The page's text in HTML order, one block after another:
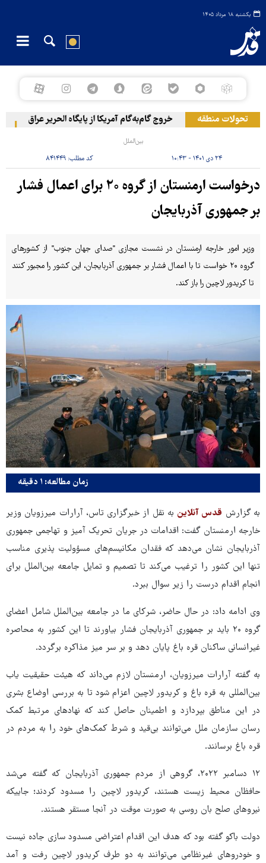
یکشنبه ۱۸ مرداد ۱۴۰۵
تحولات منطقه خروج گام‌به‌گام آمریکا از پایگاه الحریر عراق
بین‌الملل
۲۴ دی ۱۴۰۱ - ۱۰:۴۳ کد مطلب: ۸۴۱۴۴۹
درخواست ارمنستان از گروه ۲۰ برای اعمال فشار
بر جمهوری آذربایجان
وزیر امور خارجه ارمنستان در نشست مجازی "صدای جهان جنوب" از کشورهای
گروه ۲۰ خواست تا با اعمال فشار بر جمهوری آذربایجان، این کشور را مجبور کنند
تا کریدور لاچین را باز کند.
زمان مطالعه: ۱ دقیقه
به گزارش قدس آنلاین به نقل از خبرگزاری تاس، آرارات میرزویان وزیر
خارجه ارمنستان گفت: اقدامات در جریان تحریک آمیز و تهاجمی جمهوری
آذربایجان نشان می‌دهد که فقدان مکانیسم‌های مسؤولیت پذیری مناسب
تنها این کشور را ترغیب می‌کند تا تصمیم و تمایل جامعه بین‌الملل برای
انجام اقدام درست را زیر سوال ببرد.
وی ادامه داد: در حال حاضر، شرکای ما در جامعه بین‌الملل شامل اعضای
گروه ۲۰ باید بر جمهوری آذربایجان فشار بیاورند تا این کشور به محاصره
غیرانسانی ساکنان قره باغ پایان دهد و بر سر میز مذاکره برگردد.
به گفته آرارات میرزویان، ارمنستان لازم می‌داند که هیئت حقیقیت یاب
بین‌المللی به قره باغ و کریدور لاچین اعزام شود تا به بررسی اوضاع بشری
در این مناطق بپردازد و اطمینان حاصل کند که نهادهای مرتبط کمک
رسان سازمان ملل می‌توانند بی‌قید و شرط کمک‌های خود را به مردم در
قره باغ برسانند.
۱۲ دسامبر ۲۰۲۲، گروهی از مردم جمهوری آذربایجان که گفته می‌شد
حافظان محیط زیست هستند، کریدور لاچین را مسدود کردند؛ جاییکه
نیروهای صلح بان روسی به صورت موقت در آنجا مستقر هستند.
دولت باکو گفته بود که هدف این اقدام اعتراضی مسدود سازی جاده نیست
و خودروهای غیرنظامی می‌توانند به دو طرف کریدور لاچین رفت و آمد